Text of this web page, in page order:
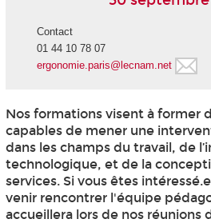
Contact
01 44 10 78 07
ergonomie.paris@lecnam.net
Nos formations visent à former
capables de mener une
dans les champs du travail, de
technologique, et de la
services. Si vous êtes
venir rencontrer l'équipe
accueillera lors de nos réunions